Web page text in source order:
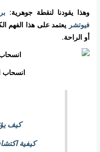
وهذا يقودنا لنقطة جوهرية:
فيوتشر يعتمد على هذا الفهم
أو الراحة.
انسحاب
كيف
كيفية